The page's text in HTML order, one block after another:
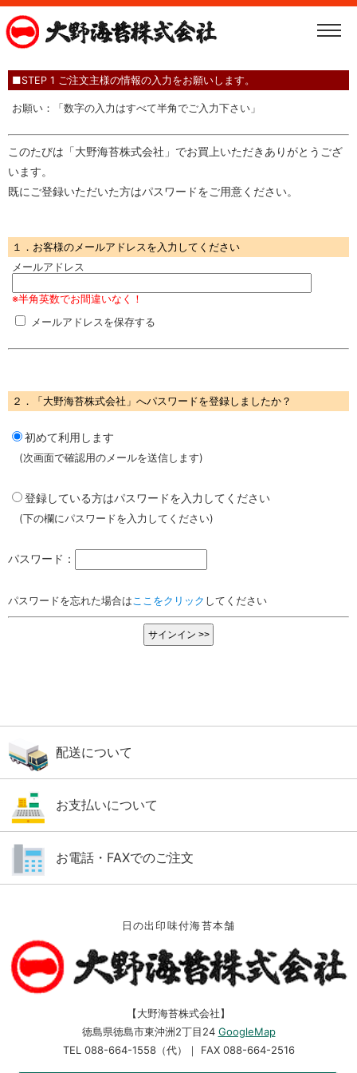
■STEP 1 ご注文主様の情報の入力をお願いします。
お願い：「数字の入力はすべて半角でご入力下さい」
このたびは「大野海苔株式会社」でお買上いただきありがとうござ
います。
既にご登録いただいた方はパスワードをご用意ください。
１．お客様のメールアドレスを入力してください
メールアドレス
※半角英数でお間違いなく！
メールアドレスを保存する
２．「大野海苔株式会社」へパスワードを登録しましたか？
初めて利用します
(次画面で確認用のメールを送信します)
登録している方はパスワードを入力してください
(下の欄にパスワードを入力してください)
パスワード：
パスワードを忘れた場合は ここをクリック してください
配送について
お支払いについて
お電話・FAXでのご注文
日の出印味付海苔本舗
【大野海苔株式会社】
徳島県徳島市東沖洲2丁目24 GoogleMap
TEL 088-664-1558（代）｜ FAX 088-664-2516